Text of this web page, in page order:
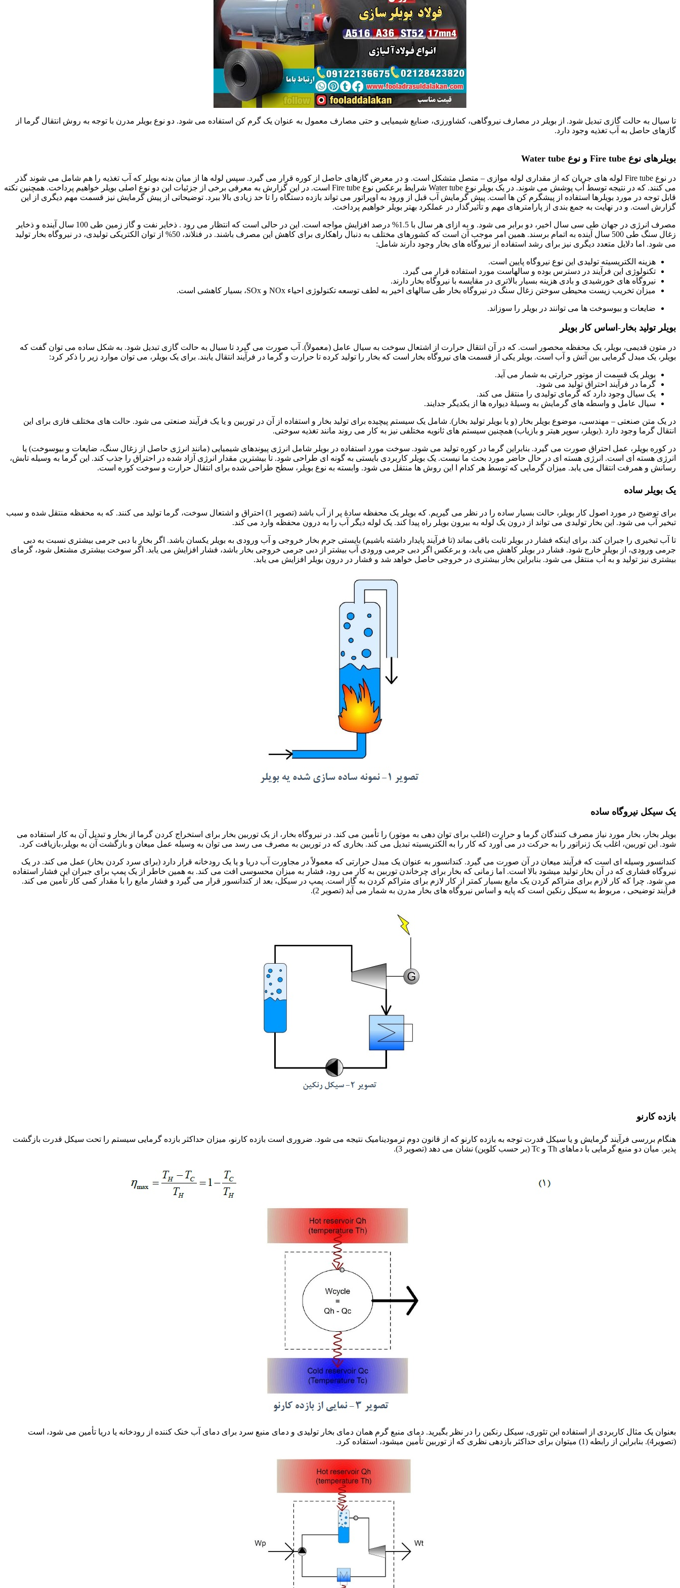
تا سیال به حالت گازی تبدیل شود. از بویلر در مصارف نیروگاهی، کشاورزی، صنایع شیمیایی و حتی مصارف معمول به عنوان یک گرم کن استفاده می شود. دو نوع بویلر مدرن با توجه به روش انتقال گرما از
گازهای حاصل به آب تغذیه وجود دارد.
بویلرهای نوع Fire tube و نوع Water tube
در نوع Fire tube لوله های جریان که از مقداری لوله موازی – متصل متشکل است. و در معرض گازهای حاصل از کوره قرار می گیرد. سپس لوله ها از میان بدنه بویلر که آب تغذیه را هم شامل می شوند گذر
می کنند. که در نتیجه توسط آب پوشش می شوند. در یک بویلر نوع Water tube شرایط برعکس نوع Fire tube است. در این گزارش به معرفی برخی از جزئیات این دو نوع اصلی بویلر خواهیم پرداخت. همچنین نکته
قابل توجه در مورد بویلرها استفاده از پیشگرم کن ها است. پیش گرمایش آب قبل از ورود به اوپراتور می تواند بازده دستگاه را تا حد زیادی بالا ببرد. توضیحاتی از پیش گرمایش نیز قسمت مهم دیگری از این
گزارش است. و در نهایت به جمع بندی از پارامترهای مهم و تأثیرگذار در عملکرد بهتر بویلر خواهیم پرداخت.
مصرف انرژی در جهان طی سی سال اخیر، دو برابر می شود. و به ازای هر سال با 1.5% درصد افزایش مواجه است. این در حالی است که انتظار می رود . ذخایر نفت و گاز زمین طی 100 سال آینده و ذخایر
زغال سنگ طی 500 سال آینده به اتمام برسند. همین امر موجب آن است که کشورهای مختلف به دنبال راهکاری برای کاهش این مصرف باشند. در فنلاند، 50% از توان الکتریکی تولیدی، در نیروگاه بخار تولید
می شود. اما دلایل متعدد دیگری نیز برای رشد استفاده از نیروگاه های بخار وجود دارند شامل:
هزینه الکتریسیته تولیدی این نوع نیروگاه پایین است.
تکنولوژی این فرآیند در دسترس بوده و سالهاست مورد استفاده قرار می گیرد.
نیروگاه های خورشیدی و بادی هزینه بسیار بالاتری در مقایسه با نیروگاه بخار دارند.
میزان تخریب زیست محیطی سوختن زغال سنگ در نیروگاه بخار طی سالهای اخیر به لطف توسعه تکنولوژی احیاء NOx و SOx، بسیار کاهشی است.
ضایعات و بیوسوخت ها می توانند در بویلر را سوزاند.
بویلر تولید بخار-اساس کار بویلر
در متون قدیمی، بویلر، یک محفظه محصور است. که در آن انتقال حرارت از اشتعال سوخت به سیال عامل (معمولاً). آب صورت می گیرد تا سیال به حالت گازی تبدیل شود. به شکل ساده می توان گفت که
بویلر، یک مبدل گرمایی بین آتش و آب است. بویلر یکی از قسمت های نیروگاه بخار است که بخار را تولید کرده تا حرارت و گرما در فرآیند انتقال یابند. برای یک بویلر، می توان موارد زیر را ذکر کرد:
بویلر یک قسمت از موتور حرارتی به شمار می آید.
گرما در فرآیند احتراق تولید می شود.
یک سیال وجود دارد که گرمای تولیدی را منتقل می کند.
سیال عامل و واسطه های گرمایش به وسیلۀ دیواره ها از یکدیگر جدایند.
در یک متن صنعتی – مهندسی، موضوع بویلر بخار (و یا بویلر تولید بخار). شامل یک سیستم پیچیده برای تولید بخار و استفاده از آن در توربین و یا یک فرآیند صنعتی می شود. حالت های مختلف فازی برای این
انتقال گرما وجود دارد .(بویلر، سوپر هیتر و بازیاب) همچنین سیستم های ثانویه مختلفی نیز به کار می روند مانند تغذیه سوختی.
در کوره بویلر، عمل احتراق صورت می گیرد. بنابراین گرما در کوره تولید می شود. سوخت مورد استفاده در بویلر شامل انرژی پیوندهای شیمیایی (مانند انرژی حاصل از زغال سنگ، ضایعات و بیوسوخت) یا
انرژی هسته ای است. انرژی هسته ای در حال حاضر مورد بحث ما نیست. یک بویلر کاربردی بایستی به گونه ای طراحی شود. تا بیشترین مقدار انرژی آزاد شده در احتراق را جذب کند. این گرما به وسیله تابش،
رسانش و همرفت انتقال می یابد. میزان گرمایی که توسط هر کدام ا این روش ها منتقل می شود. وابسته به نوع بویلر، سطح طراحی شده برای انتقال حرارت و سوخت کوره است.
یک بویلر ساده
برای توضیح در مورد اصول کار بویلر، حالت بسیار ساده را در نظر می گیریم. که بویلر یک محفظه سادۀ پر از آب باشد (تصویر 1) احتراق و اشتعال سوخت، گرما تولید می کنند. که به محفظه منتقل شده و سبب
تبخیر آب می شود. این بخار تولیدی می تواند از درون یک لوله به بیرون بویلر راه پیدا کند. یک لوله دیگر آب را به درون محفظه وارد می کند.
تا آب تبخیری را جبران کند. برای اینکه فشار در بویلر ثابت باقی بماند (تا فرآیند پایدار داشته باشیم) بایستی جرم بخار خروجی و آب ورودی به بویلر یکسان باشد. اگر بخار با دبی جرمی بیشتری نسبت به دبی
جرمی ورودی، از بویلر خارج شود. فشار در بویلر کاهش می یابد، و برعکس اگر دبی جرمی ورودی آب بیشتر از دبی جرمی خروجی بخار باشد، فشار افزایش می یابد. اگر سوخت بیشتری مشتعل شود، گرمای
بیشتری نیز تولید و به آب منتقل می شود. بنابراین بخار بیشتری در خروجی حاصل خواهد شد و فشار در درون بویلر افزایش می یابد.
یک سیکل نیروگاه ساده
بویلر بخار، بخار مورد نیاز مصرف کنندگان گرما و حرارت (اغلب برای توان دهی به موتور) را تأمین می کند. در نیروگاه بخار، از یک توربین بخار برای استخراج کردن گرما از بخار و تبدیل آن به کار استفاده می
شود. این توربین، اغلب یک ژنراتور را به حرکت در می آورد که کار را به الکتریسیته تبدیل می کند. بخاری که در توربین به مصرف می رسد می توان به وسیله عمل میعان و بازگشت آن به بویلر،بازیافت کرد.
کندانسور وسیله ای است که فرآیند میعان در آن صورت می گیرد. کندانسور به عنوان یک مبدل حرارتی که معمولاً در مجاورت آب دریا و یا یک رودخانه قرار دارد (برای سرد کردن بخار) عمل می کند. در یک
نیروگاه فشاری که در آن بخار تولید میشود بالا است. اما زمانی که بخار برای چرخاندن توربین به کار می رود، فشار به میزان محسوسی افت می کند. به همین خاطر از یک پمپ برای جبران این فشار استفاده
می شود. چرا که کار لازم برای متراکم کردن یک مایع بسیار کمتر از کار لازم برای متراکم کردن به گاز است. پمپ در سیکل، بعد از کندانسور قرار می گیرد و فشار مایع را با مقدار کمی کار تأمین می کند.
فرآیند توضیحی ، مربوط به سیکل رنکین است که پایه و اساس نیروگاه های بخار مدرن به شمار می آید (تصویر 2).
بازده کارنو
هنگام بررسی فرآیند گرمایش و یا سیکل قدرت توجه به بازده کارنو که از قانون دوم ترمودینامیک نتیجه می شود. ضروری است بازده کارنو، میزان حداکثر بازده گرمایی سیستم را تحت سیکل قدرت بازگشت
پذیر. میان دو منبع گرمایی با دماهای Th و Tc (بر حسب کلوین) نشان می دهد (تصویر 3).
بعنوان یک مثال کاربردی از استفاده این تئوری، سیکل رنکین را در نظر بگیرید. دمای منبع گرم همان دمای بخار تولیدی و دمای منبع سرد برای دمای آب خنک کننده از رودخانه یا دریا تأمین می شود، است
(تصویر4). بنابراین از رابطه (1) میتوان برای حداکثر بازدهی نظری که از توربین تأمین میشود، استفاده کرد.